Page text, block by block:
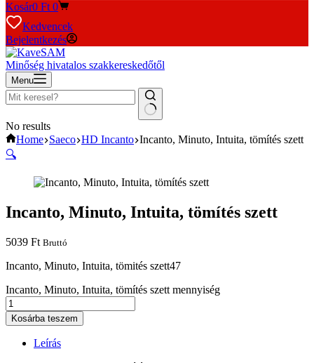
Kosár0 Ft 0
Kedvencek
Bejelentkezés
Minőség hivatalos szakkereskedőtől
Menu
No results
Home Saeco HD Incanto Incanto, Minuto, Intuita, tömítés szett
🔍
Incanto, Minuto, Intuita, tömítés szett
5039 Ft Bruttó
Incanto, Minuto, Intuita, tömités szett47
Incanto, Minuto, Intuita, tömítés szett mennyiség
Kosárba teszem
Leírás